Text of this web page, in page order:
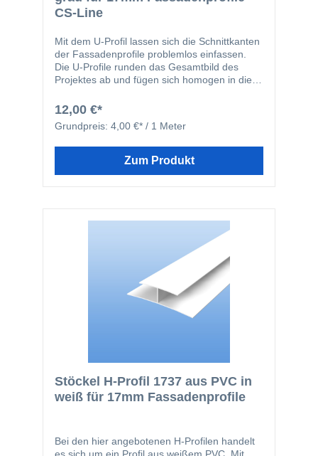
CS-Line
Mit dem U-Profil lassen sich die Schnittkanten
der Fassadenprofile problemlos einfassen.
Die U-Profile runden das Gesamtbild des
Projektes ab und fügen sich homogen in die
längeren Schenkel des U-Profils kann dieses,
je nach Einbausituation, im Vorfeld an der
Unterkonstruktion befestigt werden.
12,00 €*
Grundpreis: 4,00 €* / 1 Meter
Zum Produkt
Stöckel H-Profil 1737 aus PVC in
weiß für 17mm Fassadenprofile
Bei den hier angebotenen H-Profilen handelt